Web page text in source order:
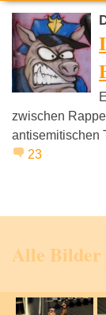
zwischen
antisemitischen
23
Alle Bilder